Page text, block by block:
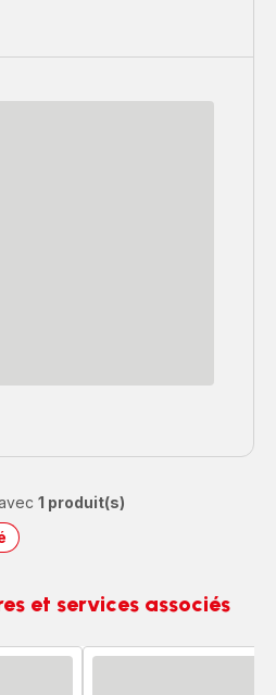
1 produit(s)
et services associés